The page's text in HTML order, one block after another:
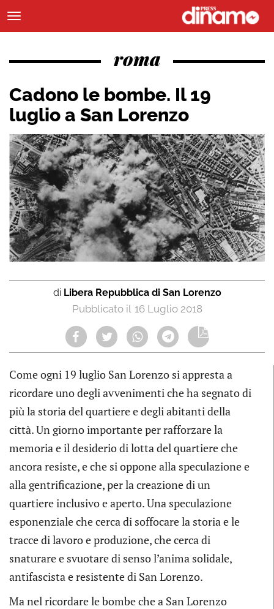
roma
Cadono le bombe. Il 19
luglio a San Lorenzo
di Libera Repubblica di San Lorenzo
16 Luglio 2018
Come ogni 19 luglio San Lorenzo si appresta a
ricordare uno degli avvenimenti che ha segnato di
più la storia del quartiere e degli abitanti della
città. Un giorno importante per rafforzare la
memoria e il desiderio di lotta del quartiere che
ancora resiste, e che si oppone alla speculazione e
alla gentrificazione, per la creazione di un
quartiere inclusivo e aperto. Una speculazione
esponenziale che cerca di soffocare la storia e le
tracce di lavoro e produzione, che cerca di
snaturare e svuotare di senso l’anima solidale,
antifascista e resistente di San Lorenzo.
Ma nel ricordare le bombe che a San Lorenzo